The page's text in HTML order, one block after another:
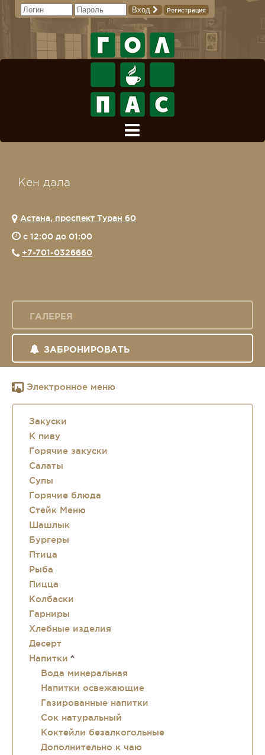
Вход Регистрация
Кен дала
Астана, проспект Туран 60
c 12:00 до 01:00
+7-701-0326660
ГАЛЕРЕЯ
ЗАБРОНИРОВАТЬ
Электронное меню
Закуски
К пиву
Горячие закуски
Салаты
Супы
Горячие блюда
Стейк Меню
Шашлык
Бургеры
Птица
Рыба
Пицца
Колбаски
Гарниры
Хлебные изделия
Десерт
Напитки
Вода минеральная
Напитки освежающие
Газированные напитки
Сок натуральный
Коктейли безалкогольные
Дополнительно к чаю